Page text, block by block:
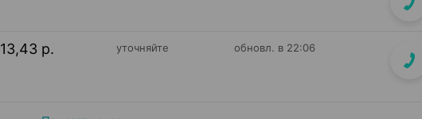
13,43 р. уточняйте обновл. в 22:06